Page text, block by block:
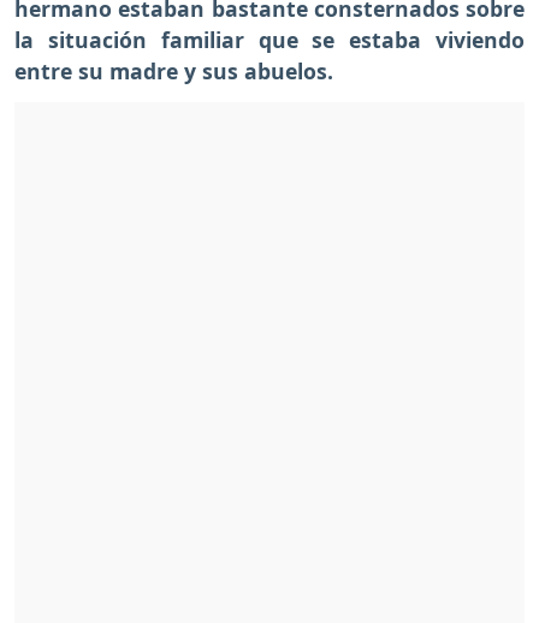
hermano estaban bastante consternados sobre
la situación familiar que se estaba viviendo
entre su madre y sus abuelos.